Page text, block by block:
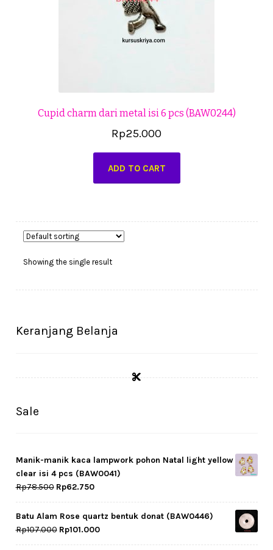
Cupid charm dari metal isi 6 pcs (BAW0244)
Rp25.000
ADD TO CART
Showing the single result
Keranjang Belanja
Sale
Manik-manik kaca lampwork pohon Natal light yellow
clear isi 4 pcs (BAW0041)
Rp78.500 Original
price
was:
Rp78.500.
Rp62.750Current
price
is:
Rp62.750.
Batu Alam Rose quartz bentuk donat (BAW0446)
Rp107.000 Original
price
Rp101.000Current
price